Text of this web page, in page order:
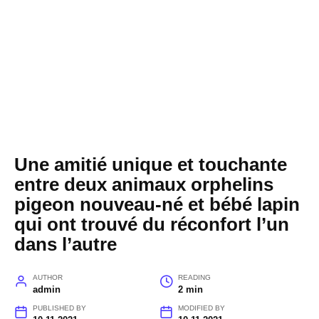
Une amitié unique et touchante
entre deux animaux orphelins
pigeon nouveau-né et bébé lapin
qui ont trouvé du réconfort l’un
dans l’autre
AUTHOR
admin
READING
2 min
PUBLISHED BY MODIFIED BY